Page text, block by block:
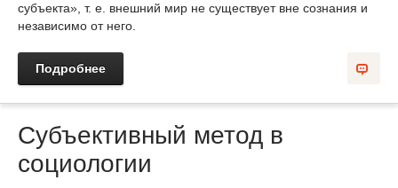
субъекта», т. е. внешний мир не существует вне сознания и
независимо от него.
Подробнее
Субъективный метод в
социологии